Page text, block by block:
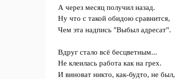
А через месяц получил назад.
Ну что с такой обидою сравнится,
Чем эта надпись "Выбыл адресат".
Вдруг стало всё бесцветным...
Не клеилась работа как на грех.
И виноват никто, как-будто, не был,